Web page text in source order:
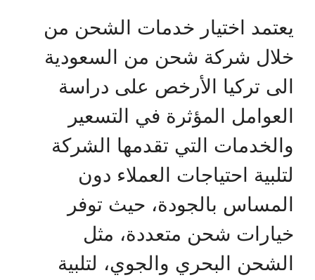
يعتمد اختيار خدمات الشحن من
خلال شركة شحن من السعودية
الى تركيا الأرخص على دراسة
العوامل المؤثرة في التسعير
والخدمات التي تقدمها الشركة
لتلبية احتياجات العملاء دون
المساس بالجودة، حيث توفر
خيارات شحن متعددة، مثل
الشحن البحري والجوي، لتلبية